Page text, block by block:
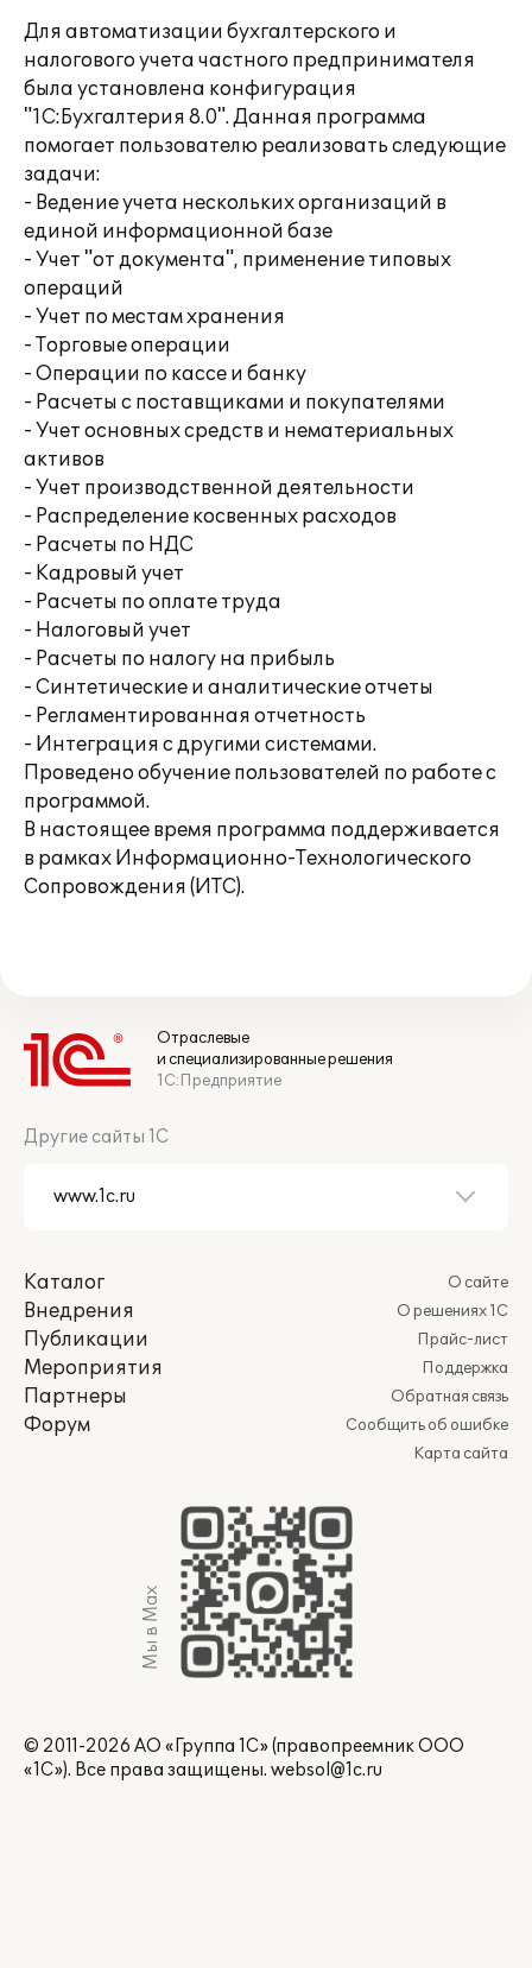
Для автоматизации бухгалтерского и
налогового учета частного предпринимателя
была установлена конфигурация
"1С:Бухгалтерия 8.0". Данная программа
помогает пользователю реализовать следующие
задачи:
- Ведение учета нескольких организаций в
единой информационной базе
- Учет "от документа", применение типовых
операций
- Учет по местам хранения
- Торговые операции
- Операции по кассе и банку
- Расчеты с поставщиками и покупателями
- Учет основных средств и нематериальных
активов
- Учет производственной деятельности
- Распределение косвенных расходов
- Расчеты по НДС
- Кадровый учет
- Расчеты по оплате труда
- Налоговый учет
- Расчеты по налогу на прибыль
- Синтетические и аналитические отчеты
- Регламентированная отчетность
- Интеграция с другими системами.
Проведено обучение пользователей по работе с
программой.
В настоящее время программа поддерживается
в рамках Информационно-Технологического
Сопровождения (ИТС).
Отраслевые
и специализированные решения
1С:Предприятие
Другие сайты 1С
Каталог
Внедрения
Публикации
Мероприятия
Партнеры
Форум
О сайте
О решениях 1С
Прайс-лист
Поддержка
Обратная связь
Сообщить об ошибке
Карта сайта
Мы в Max
© 2011-2026 АО «Группа 1С» (правопреемник ООО
«1С»). Все права защищены. websol@1c.ru